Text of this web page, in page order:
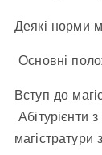
Деякі норми
Основні
Вступ до
Абітурієнти